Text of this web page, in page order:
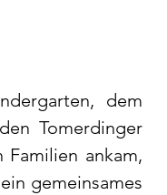
dem
Tomerdinger
ankam,
gemeinsames